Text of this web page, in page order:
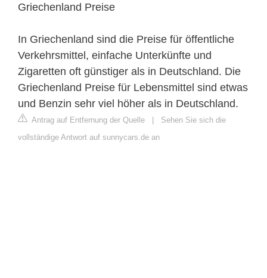
Griechenland Preise
In Griechenland sind die Preise für öffentliche
Verkehrsmittel, einfache Unterkünfte und
Zigaretten oft günstiger als in Deutschland. Die
Griechenland Preise für Lebensmittel sind etwas
und Benzin sehr viel höher als in Deutschland.
Antrag auf Entfernung der Quelle | Sehen Sie sich die
vollständige Antwort auf sunnycars.de an